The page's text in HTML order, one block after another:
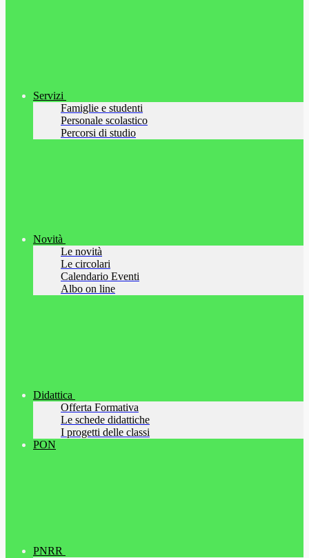
Servizi
Famiglie e studenti
Personale scolastico
Percorsi di studio
Novità
Le novità
Le circolari
Calendario Eventi
Albo on line
Didattica
Offerta Formativa
Le schede didattiche
I progetti delle classi
PON
PNRR